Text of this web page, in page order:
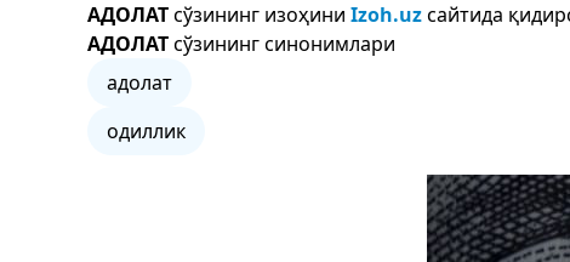
АДОЛАТсўзининг изоҳини Izoh.uzсайтида
АДОЛАТсўзининг синонимлари
адолат
одиллик